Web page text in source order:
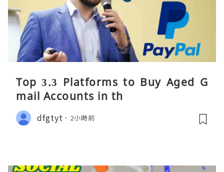
Top 3.3 Platforms to Buy Aged G
mail Accounts in th
dfgtyt 2小時前